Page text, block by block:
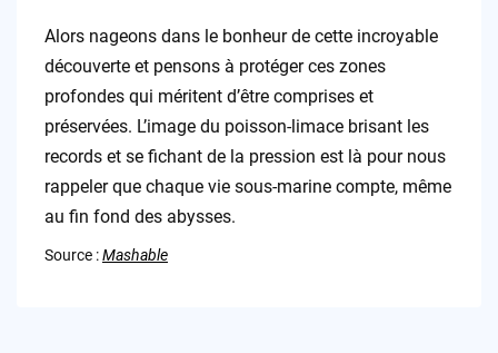
Alors nageons dans le bonheur de cette incroyable
découverte et pensons à protéger ces zones
profondes qui méritent d’être comprises et
préservées. L’image du poisson-limace brisant les
records et se fichant de la pression est là pour nous
rappeler que chaque vie sous-marine compte, même
au fin fond des abysses.
Source :Mashable